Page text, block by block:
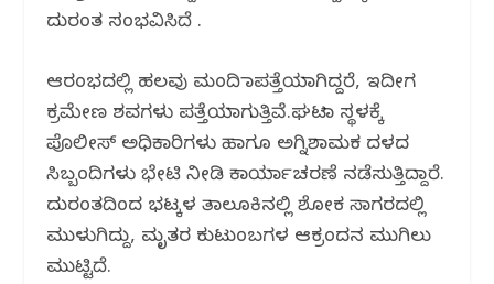
ದುರಂತ ಸಂಭವಿಸಿದೆ .
ಆರಂಭದಲ್ಲಿ ಹಲವು ಮಂದಿ ನಾಪತ್ತೆಯಾಗಿದ್ದರೆ, ಇದೀಗ
ಕ್ರಮೇಣ ಶವಗಳು ಪತ್ತೆಯಾಗುತ್ತಿವೆ.ಘಟನಾ ಸ್ಥಳಕ್ಕೆ
ಪೊಲೀಸ್ ಅಧಿಕಾರಿಗಳು ಹಾಗೂ ಅಗ್ನಿಶಾಮಕ ದಳದ
ಸಿಬ್ಬಂದಿಗಳು ಭೇಟಿ ನೀಡಿ ಕಾರ್ಯಾಚರಣೆ ನಡೆಸುತ್ತಿದ್ದಾರೆ.
ದುರಂತದಿಂದ ಭಟ್ಕಳ ತಾಲೂಕಿನಲ್ಲಿ ಶೋಕ ಸಾಗರದಲ್ಲಿ
ಮುಳುಗಿದ್ದು, ಮೃತರ ಕುಟುಂಬಗಳ ಆಕ್ರಂದನ ಮುಗಿಲು
ಮುಟ್ಟಿದೆ.